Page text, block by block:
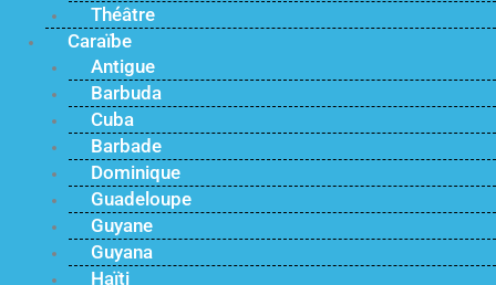
Théâtre
Caraïbe
Antigue
Barbuda
Cuba
Barbade
Dominique
Guadeloupe
Guyane
Guyana
Haïti